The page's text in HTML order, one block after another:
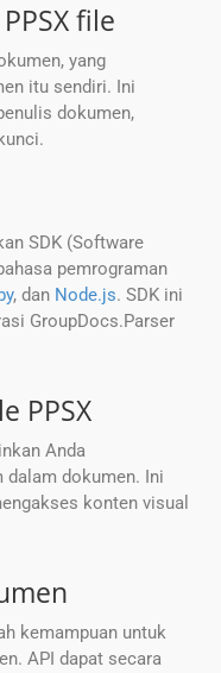
file
yang
itu sendiri. Ini
dokumen,
SDK (Software
pemrograman
, dan Node.js. SDK ini
GroupDocs.Parser
PPSX
Anda
dalam dokumen. Ini
konten visual
kemampuan untuk
API dapat secara